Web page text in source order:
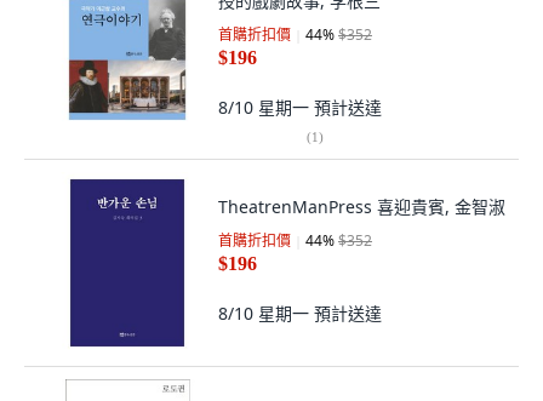
首購折扣價 44%$352
$196
8/10 星期一 預計送達
(1)
TheatrenManPress 喜迎貴賓, 金智淑
首購折扣價 44%$352
$196
8/10 星期一 預計送達